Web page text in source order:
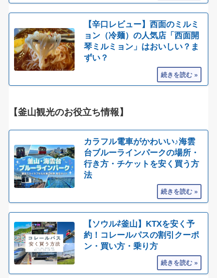
【辛口レビュー】西面のミルミ
ョン（冷麺）の人気店「西面開
琴ミルミョン」はおいしい？ま
ずい？
【釜山観光のお役立ち情報】
カラフル電車がかわいい♪海雲
台ブルーラインパークの場所・
行き方・チケットを安く買う方
法
【ソウル⇄釜山】KTXを安く予
約！コレールパスの割引クーポ
ン・買い方・乗り方